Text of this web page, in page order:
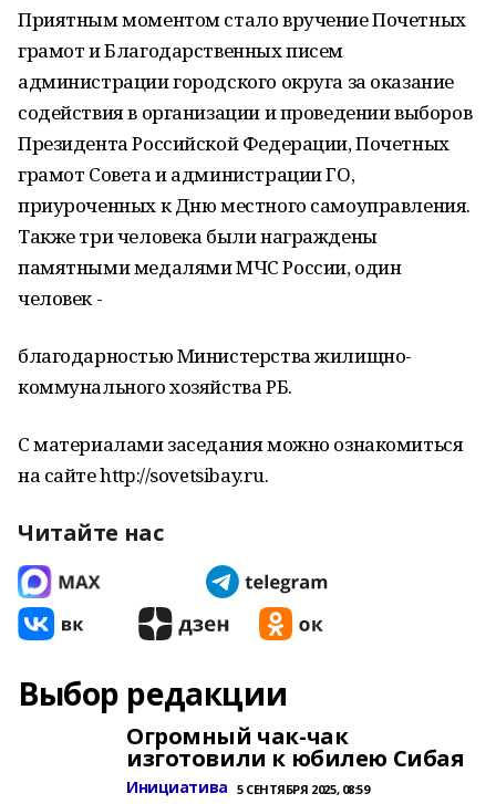
Приятным моментом стало вручение Почетных
грамот и Благодарственных писем
администрации городского округа за оказание
содействия в организации и проведении выборов
Президента Российской Федерации, Почетных
грамот Совета и администрации ГО,
приуроченных к Дню местного самоуправления.
Также три человека были награждены
памятными медалями МЧС России, один
человек -
благодарностью Министер­ства жилищно-
коммунального хозяйства РБ.
С материалами заседания можно ознакомиться
на сайте http://sovetsibay.ru.
Читайте нас
Выбор редакции
Огромный чак-чак
изготовили к юбилею Сибая
Инициатива 5 СЕНТЯБРЯ 2025, 08:59